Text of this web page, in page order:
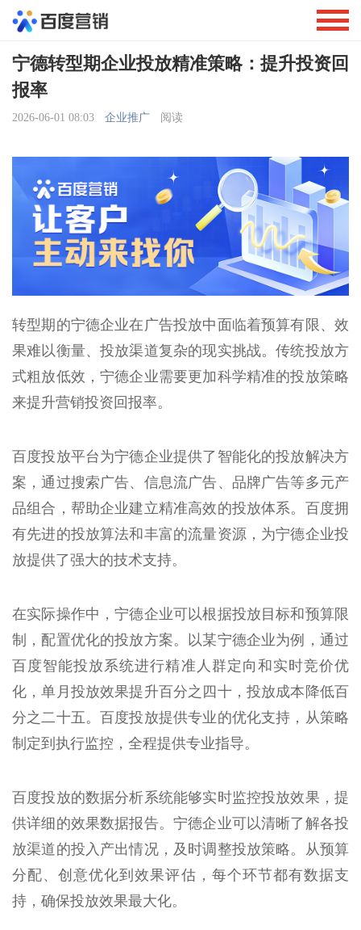
宁德转型期企业投放精准策略：提升投资回
报率
2026-06-01 08:03 企业推广 阅读
转型期的宁德企业在广告投放中面临着预算有限、效
果难以衡量、投放渠道复杂的现实挑战。传统投放方
式粗放低效，宁德企业需要更加科学精准的投放策略
来提升营销投资回报率。
百度投放平台为宁德企业提供了智能化的投放解决方
案，通过搜索广告、信息流广告、品牌广告等多元产
品组合，帮助企业建立精准高效的投放体系。百度拥
有先进的投放算法和丰富的流量资源，为宁德企业投
放提供了强大的技术支持。
在实际操作中，宁德企业可以根据投放目标和预算限
制，配置优化的投放方案。以某宁德企业为例，通过
百度智能投放系统进行精准人群定向和实时竞价优
化，单月投放效果提升百分之四十，投放成本降低百
分之二十五。百度投放提供专业的优化支持，从策略
制定到执行监控，全程提供专业指导。
百度投放的数据分析系统能够实时监控投放效果，提
供详细的效果数据报告。宁德企业可以清晰了解各投
放渠道的投入产出情况，及时调整投放策略。从预算
分配、创意优化到效果评估，每个环节都有数据支
持，确保投放效果最大化。